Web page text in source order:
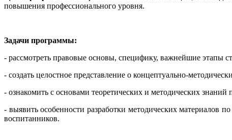
повышения профессионального уровня.
Задачи программы:
- рассмотреть правовые основы, специфику, важнейшие этапы
- создать целостное представление о концептуально-
- ознакомить с основами теоретических и методических
- выявить особенности разработки методических материалов
воспитанников.